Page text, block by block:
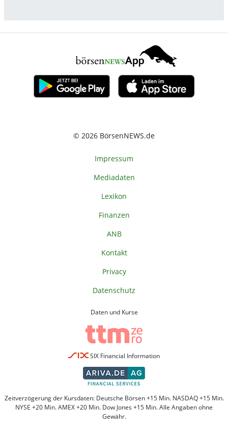
© 2026 BörsenNEWS.de
Impressum
Mediadaten
Lexikon
Finanzen
ANB
Kontakt
Privacy
Datenschutz
Daten und Kurse
SIX Financial Information
Zeitverzögerung der Kursdaten: Deutsche Börsen +15 Min. NASDAQ +15 Min.
NYSE +20 Min. AMEX +20 Min. Dow Jones +15 Min. Alle Angaben ohne
Gewähr.